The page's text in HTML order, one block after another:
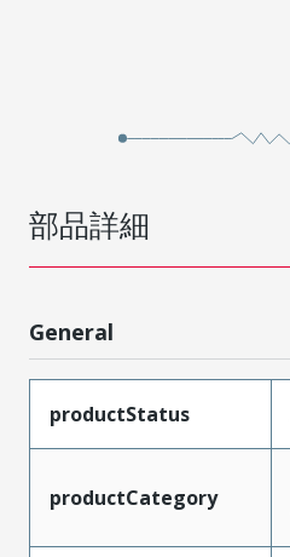
部品詳細
General
productStatus
productCategory